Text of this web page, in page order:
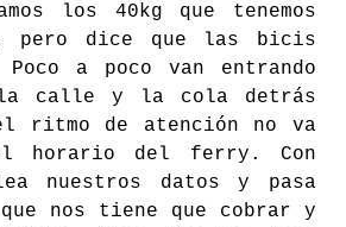
los 40kg que tenemos
pero dice que las bicis
a poco van entrando
la calle y la cola detrás
ritmo de atención no va
horario del ferry. Con
nuestros datos y pasa
nos tiene que cobrar y